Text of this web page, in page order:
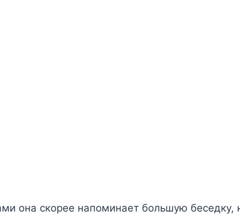
она скорее напоминает большую беседку,